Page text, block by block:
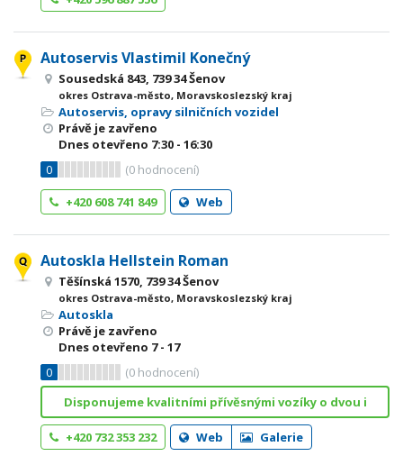
Autoservis Vlastimil Konečný
Sousedská 843, 739 34 Šenov
okres Ostrava-město, Moravskoslezský kraj
Autoservis, opravy silničních vozidel
Právě je zavřeno
Dnes otevřeno 7:30 - 16:30
0
(0 hodnocení)
+420 608 741 849
Web
Autoskla Hellstein Roman
Těšínská 1570, 739 34 Šenov
okres Ostrava-město, Moravskoslezský kraj
Autoskla
Právě je zavřeno
Dnes otevřeno 7 - 17
0
(0 hodnocení)
Disponujeme kvalitními přívěsnými vozíky o dvou i
+420 732 353 232 Web Galerie